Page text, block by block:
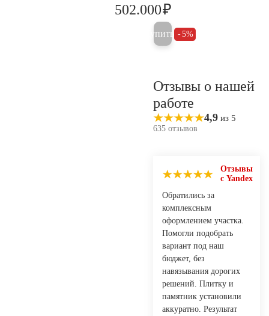
502.000₽
Купить 5%
Отзывы о нашей
работе
4,9 из 5
635 отзывов
Отзывы
с Yandex
Обратились за
комплексным
оформлением участка.
Помогли подобрать
вариант под наш
бюджет, без
навязывания дорогих
решений. Плитку и
памятник установили
аккуратно. Результат